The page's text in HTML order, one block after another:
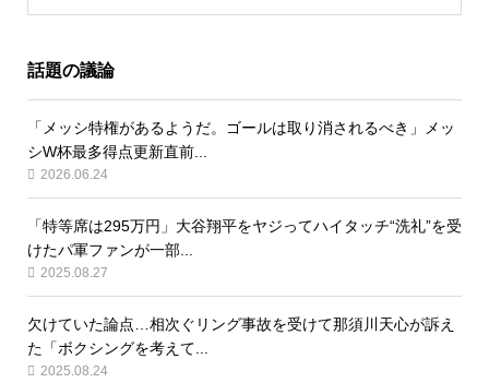
話題の議論
「メッシ特権があるようだ。ゴールは取り消されるべき」メッ
シW杯最多得点更新直前...
2026.06.24
「特等席は295万円」大谷翔平をヤジってハイタッチ“洗礼”を受
けたパ軍ファンが一部...
2025.08.27
欠けていた論点…相次ぐリング事故を受けて那須川天心が訴え
た「ボクシングを考えて...
2025.08.24